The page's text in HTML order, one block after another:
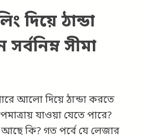
দিয়ে ঠান্ডা
সীমা
আলো দিয়ে ঠান্ডা করতে
যাওয়া যেতে পারে?
আছে কি? গত পর্বে যে লেজার